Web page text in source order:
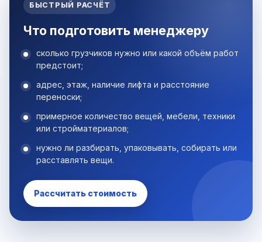
БЫСТРЫЙ РАСЧЁТ
Что подготовить менеджеру
сколько грузчиков нужно или какой объём работ
предстоит;
адрес, этаж, наличие лифта и расстояние
переноски;
примерное количество вещей, мебели, техники
или стройматериалов;
нужно ли разбирать, упаковывать, собирать или
расставлять вещи.
Рассчитать стоимость